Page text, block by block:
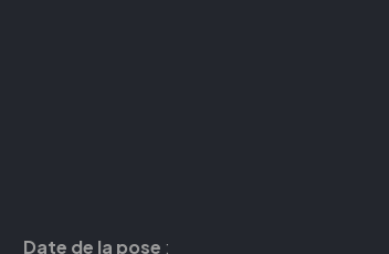
Date de la pose :